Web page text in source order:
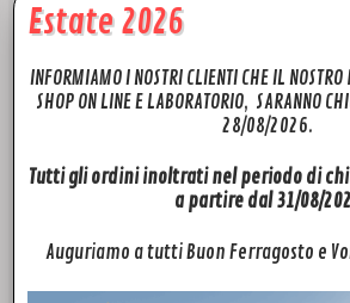
ACCESSORI
Cavo Carica veloce 100W
Aggiungi al carrello
Estate 2026
INFORMIAMO I NOSTRI CLIENTI CHE IL NOSTRO
SHOP ON LINE E LABORATORIO, SARANNO
28/08/2026.
Tutti gli ordini inoltrati nel periodo di
a partire dal 31/08/
Auguriamo a tutti Buon Ferragosto e